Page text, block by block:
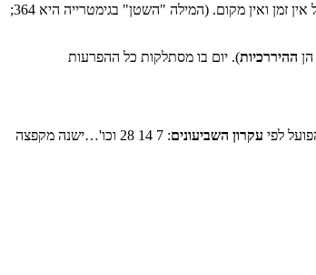
יום כיפור גם הוא על זמני. זה היום שאין בו יצר הרע ואין בו שטן. היום עצמו מכפר על בני ישראל. כוחו של היום הזה מכפר, כפי שכוחו של הר סיני לרומם אנשים למצב של אין זמן ואין מקום. (המילה "השטן" בגימטרייה היא 364;
ההיררכיות). יום בו מסתלקות כל ההפרעות
לפי עקרון השביעונים
: 7 14 28 וכו'…ישנה מקפצה